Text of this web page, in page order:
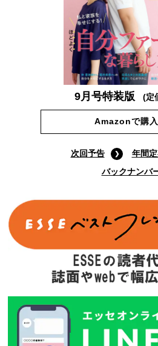
9月号特装版 (定
Amazonで購
次回予告
年間
バックナンバ